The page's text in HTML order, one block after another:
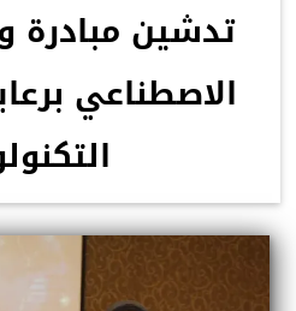
تدشين مبادرة
الاصطناعي